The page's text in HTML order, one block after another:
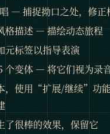
— 捕捉拗口之处，修正
格描述 — 描绘动态旅程
元标签以指导表演
个变体 — 将它们视为录
，使用“扩展/继续”功
了很棒的效果，保留它